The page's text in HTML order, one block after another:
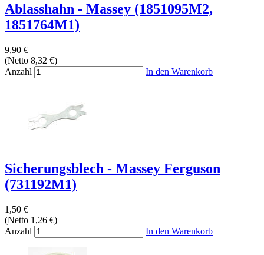
Ablasshahn - Massey (1851095M2,
1851764M1)
9,90 €
(Netto 8,32 €)
Anzahl
In den Warenkorb
Sicherungsblech - Massey Ferguson
(731192M1)
1,50 €
(Netto 1,26 €)
Anzahl
In den Warenkorb